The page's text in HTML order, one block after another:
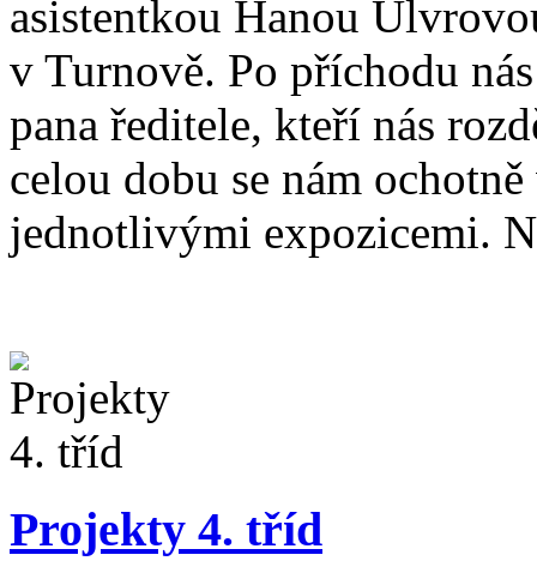
asistentkou Hanou
v Turnově. Po příchodu
pana ředitele, kteří nás
celou dobu se nám
jednotlivými expozicemi.
Projekty 4. tříd